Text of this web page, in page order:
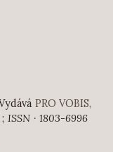
PRO VOBIS,
ISSN · 1803-6996